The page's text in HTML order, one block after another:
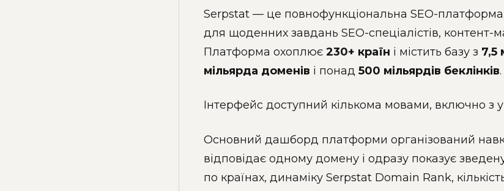
Serpstat — це повнофункціональна SEO-
для щоденних завдань SEO-спеціалістів, контент-
Платформа охоплює 230+ країн і містить базу з 7,5
мільярда доменів і понад 500 мільярдів беклінків.
Інтерфейс доступний кількома мовами, включно з
Основний дашборд платформи організований
відповідає одному домену і одразу показує
по країнах, динаміку Serpstat Domain Rank,